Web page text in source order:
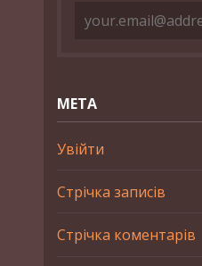
МЕТА
Увійти
Стрічка записів
Стрічка коментарів